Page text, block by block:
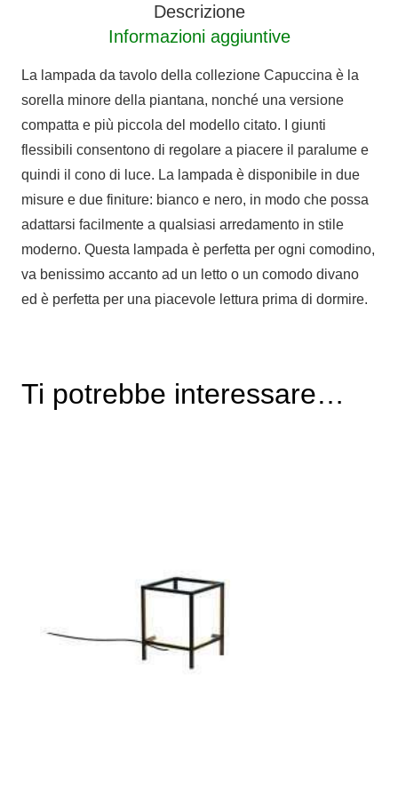
Descrizione
Informazioni aggiuntive
La lampada da tavolo della collezione Capuccina è la
sorella minore della piantana, nonché una versione
compatta e più piccola del modello citato. I giunti
flessibili consentono di regolare a piacere il paralume e
quindi il cono di luce. La lampada è disponibile in due
misure e due finiture: bianco e nero, in modo che possa
adattarsi facilmente a qualsiasi arredamento in stile
moderno. Questa lampada è perfetta per ogni comodino,
va benissimo accanto ad un letto o un comodo divano
ed è perfetta per una piacevole lettura prima di dormire.
Ti potrebbe interessare…